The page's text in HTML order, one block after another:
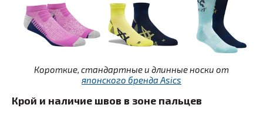
Короткие, стандартные и длинные носки от
японского бренда Asics
Крой и наличие швов в зоне пальцев